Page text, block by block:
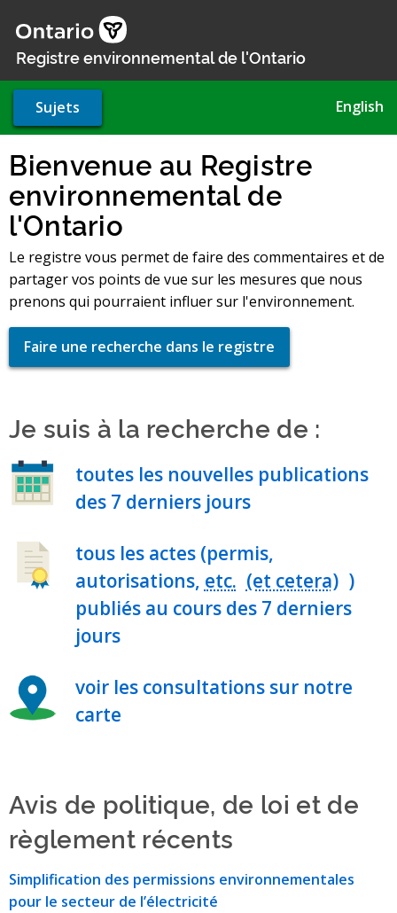
au
contenu
Registre environnemental de l'Ontario
Sujets English
Bienvenue au Registre
environnemental de
l'Ontario
Le registre vous permet de faire des commentaires et de
partager vos points de vue sur les mesures que nous
prenons qui pourraient influer sur l'environnement.
Faire une recherche dans le registre
Je suis à la recherche de :
toutes les nouvelles publications
des 7 derniers jours
tous les actes (permis,
autorisations, etc.
)
publiés au cours des 7 derniers
jours
voir les consultations sur notre
carte
Avis de politique, de loi et de
règlement récents
Simplification des permissions environnementales
pour le secteur de l’électricité